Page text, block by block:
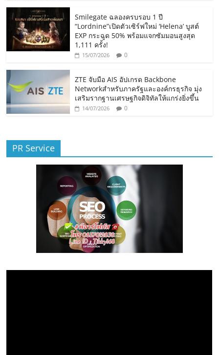
Smilegate ฉลองครบรอบ 1 ปี
“Lordnine”เปิดตัวเซิร์ฟใหม่ ‘Helena’ บูสต์
EXP กระฉูด 50% พร้อมแจกซัมมอนสูงสุด
1,111 ครั้ง!
15/07/2026 0
ZTE จับมือ AIS อัปเกรด Backbone
Networkสำหรับภาครัฐและองค์กรธุรกิจ มุ่ง
เสริมรากฐานเศรษฐกิจดิจิทัลให้แกร่งยิ่งขึ้น
14/07/2026 0
PR Service